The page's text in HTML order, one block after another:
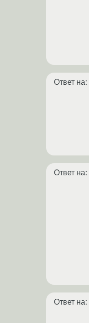
Ответ на:
Ответ на:
Ответ на: